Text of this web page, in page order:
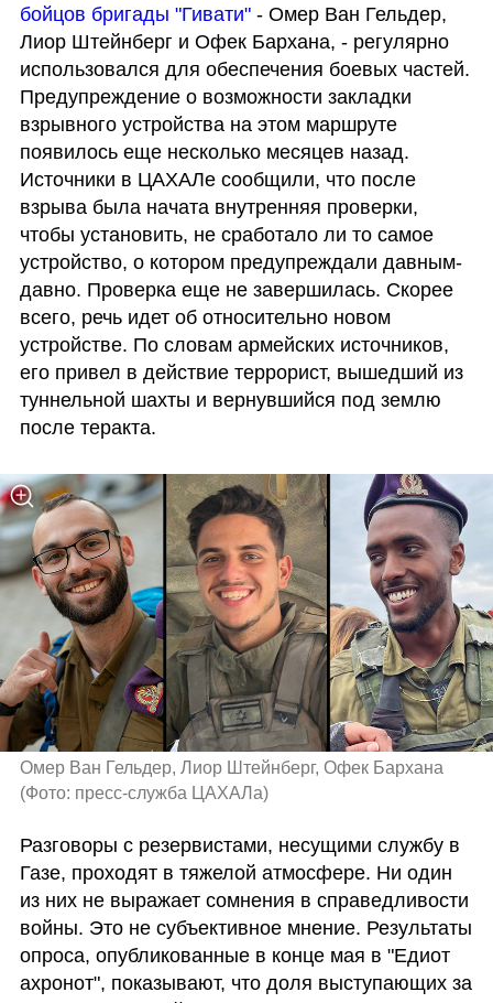
бойцов бригады "Гивати" - Омер Ван Гельдер,
Лиор Штейнберг и Офек Бархана, - регулярно
использовался для обеспечения боевых частей.
Предупреждение о возможности закладки
взрывного устройства на этом маршруте
появилось еще несколько месяцев назад.
Источники в ЦАХАЛе сообщили, что после
взрыва была начата внутренняя проверки,
чтобы установить, не сработало ли то самое
устройство, о котором предупреждали давным-
давно. Проверка еще не завершилась. Скорее
всего, речь идет об относительно новом
устройстве. По словам армейских источников,
его привел в действие террорист, вышедший из
туннельной шахты и вернувшийся под землю
после теракта.
(Фото: пресс-служба ЦАХАЛа)
Разговоры с резервистами, несущими службу в
Газе, проходят в тяжелой атмосфере. Ни один
из них не выражает сомнения в справедливости
войны. Это не субъективное мнение. Результаты
опроса, опубликованные в конце мая в "Едиот
ахронот", показывают, что доля выступающих за